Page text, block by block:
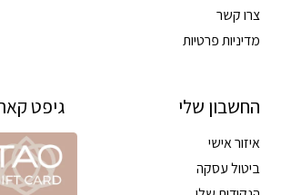
צרו קשר
מדיניות פרטיות
החשבון שלי
איזור אישי
ביטול עסקה
גיפט